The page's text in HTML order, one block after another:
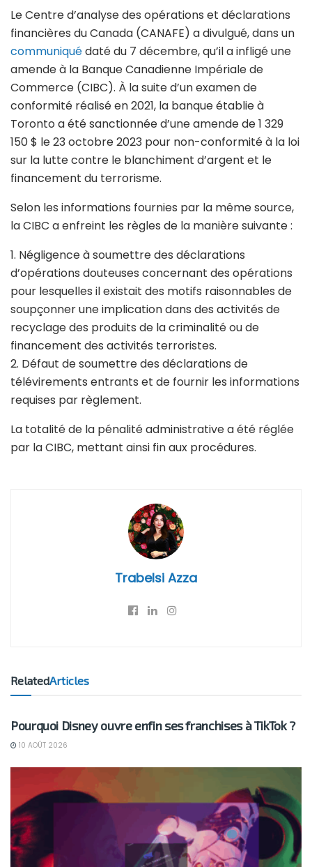
Le Centre d’analyse des opérations et déclarations
financières du Canada (CANAFE) a divulgué, dans un
communiquédaté du 7 décembre, qu’il a infligé une
amende à la Banque Canadienne Impériale de
Commerce (CIBC). À la suite d’un examen de
conformité réalisé en 2021, la banque établie à
Toronto a été sanctionnée d’une amende de 1 329
150 $ le 23 octobre 2023 pour non-conformité à la loi
sur la lutte contre le blanchiment d’argent et le
financement du terrorisme.
Selon les informations fournies par la même source,
la CIBC a enfreint les règles de la manière suivante :
1. Négligence à soumettre des déclarations
d’opérations douteuses concernant des opérations
pour lesquelles il existait des motifs raisonnables de
soupçonner une implication dans des activités de
recyclage des produits de la criminalité ou de
financement des activités terroristes.
2. Défaut de soumettre des déclarations de
télévirements entrants et de fournir les informations
requises par règlement.
La totalité de la pénalité administrative a été réglée
par la CIBC, mettant ainsi fin aux procédures.
Trabelsi Azza
RelatedArticles
BUSINESS
Pourquoi Disney ouvre enfin ses franchises à TikTok ?
10 AOÛT 2026